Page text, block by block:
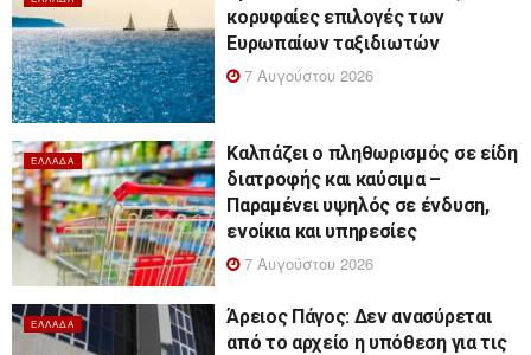
κορυφαίες επιλογές των
Ευρωπαίων ταξιδιωτών
7 Αυγούστου 2026
ΕΛΛΆΔΑ
Καλπάζει ο πληθωρισμός σε είδη
διατροφής και καύσιμα –
Παραμένει υψηλός σε ένδυση,
ενοίκια και υπηρεσίες
7 Αυγούστου 2026
ΕΛΛΆΔΑ
Άρειος Πάγος: Δεν ανασύρεται
από το αρχείο η υπόθεση για τις